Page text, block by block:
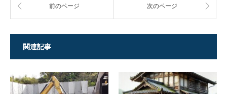
前のページ 次のページ
関連記事